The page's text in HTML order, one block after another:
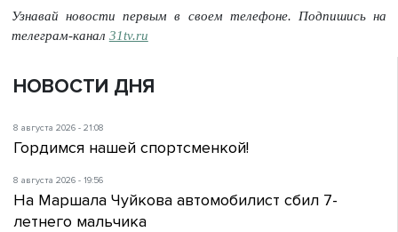
Узнавай новости первым в своем телефоне. Подпишись на
телеграм-канал 31tv.ru
НОВОСТИ ДНЯ
8 августа 2026 - 21:08
Гордимся нашей спортсменкой!
8 августа 2026 - 19:56
На Маршала Чуйкова автомобилист сбил 7-
летнего мальчика